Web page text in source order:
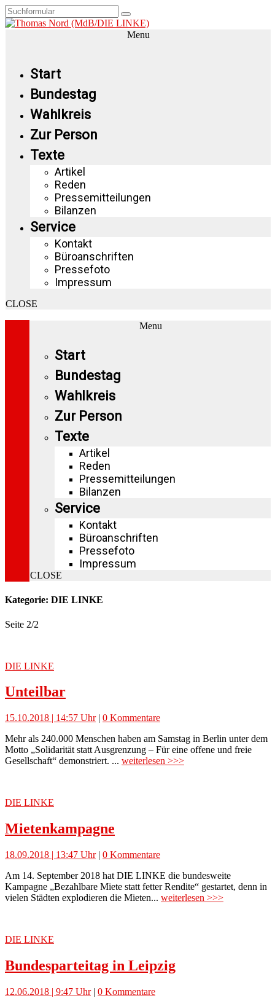
Menu
Start
Bundestag
Wahlkreis
Zur Person
Texte
Artikel
Reden
Pressemitteilungen
Bilanzen
Service
Kontakt
Büroanschriften
Pressefoto
Impressum
CLOSE
Menu
Start
Bundestag
Wahlkreis
Zur Person
Texte
Artikel
Reden
Pressemitteilungen
Bilanzen
Service
Kontakt
Büroanschriften
Pressefoto
Impressum
CLOSE
Kategorie: DIE LINKE
Seite 2/2
DIE LINKE
Unteilbar
15.10.2018 | 14:57 Uhr| 0 Kommentare
Mehr als 240.000 Menschen haben am Samstag in Berlin unter dem
Motto „Solidarität statt Ausgrenzung – Für eine offene und freie
Gesellschaft“ demonstriert. ... weiterlesen >>>
DIE LINKE
Mietenkampagne
18.09.2018 | 13:47 Uhr| 0 Kommentare
Am 14. September 2018 hat DIE LINKE die bundesweite
Kampagne „Bezahlbare Miete statt fetter Rendite“ gestartet, denn in
vielen Städten explodieren die Mieten... weiterlesen >>>
DIE LINKE
Bundesparteitag in Leipzig
12.06.2018 | 9:47 Uhr| 0 Kommentare